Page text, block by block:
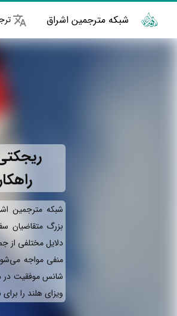
شبکه مترجمین اشراق
شبکه مترجمین
بزرگ متقاضیان
دلایل مختلفی از
منفی مواجه
شانس موفقیت در
ویزای هلند را